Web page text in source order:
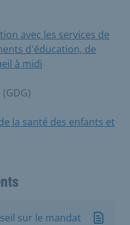
avec les services de
d'éducation, de
à midi
la santé des enfants et
sur le mandat